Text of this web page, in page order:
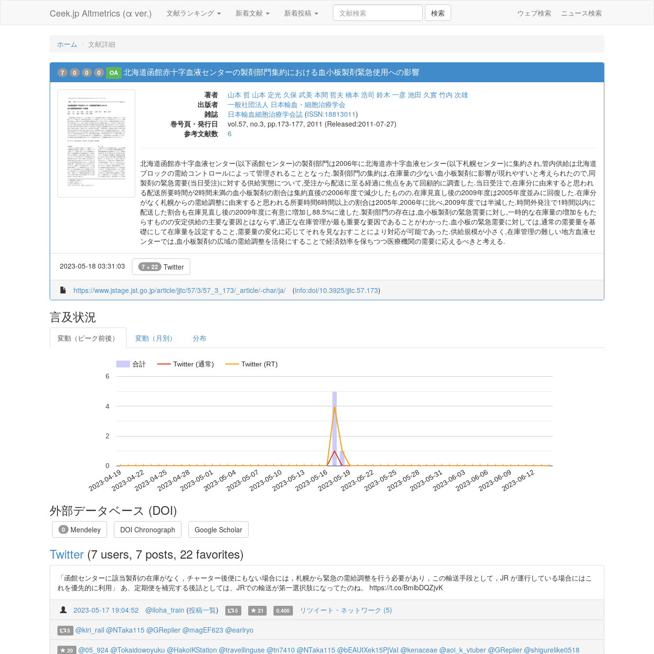
Ceek.jp Altmetrics (α ver.) 文献ランキング 新着文献 新着投稿 検索 ウェブ検索 ニュース検索
ホーム 文献詳細
7 0 0 0 OA 北海道函館赤十字血液センターの製剤部門集約における血小板製剤緊急使用への影響
著者 山本 哲 山本 定光 久保 武美 本間 哲夫 橋本 浩司 鈴木 一彦 池田 久實 竹内 次雄
出版者
一般社団法人 日本輸血・細胞治療学会
雑誌
日本輸血細胞治療学会誌 (ISSN:18813011)
巻号頁・発行日
vol.57, no.3, pp.173-177, 2011 (Released:2011-07-27)
参考文献数
6
北海道函館赤十字血液センター(以下函館センター)の製剤部門は2006年に北海道赤十字血液センター(以下札幌センター)に集約され,管内供給は北海道
ブロックの需給コントロールによって管理されることとなった.製剤部門の集約は,在庫量の少ない血小板製剤に影響が現れやすいと考えられたので,同
製剤の緊急需要(当日受注)に対する供給実態について,受注から配送に至る経過に焦点をあて回顧的に調査した.当日受注で,在庫分に由来すると思われ
る配送所要時間が2時間未満の血小板製剤の割合は集約直後の2006年度で減少したものの,在庫見直し後の2009年度は2005年度並みに回復した.在庫分
がなく札幌からの需給調整に由来すると思われる所要時間6時間以上の割合は2005年,2006年に比べ,2009年度では半減した.時間外発注で1時間以内に
配送した割合も在庫見直し後の2009年度に有意に増加し88.5%に達した.製剤部門の存在は,血小板製剤の緊急需要に対し,一時的な在庫量の増加をもた
らすものの安定供給の主要な要因とはならず,適正な在庫管理が最も重要な要因であることがわかった.血小板の緊急需要に対しては,通常の需要量を基
礎にして在庫量を設定すること,需要量の変化に応じてそれを見なおすことにより対応が可能であった.供給規模が小さく,在庫管理の難しい地方血液セ
ンターでは,血小板製剤の広域の需給調整を活発にすることで経済効率を保ちつつ医療機関の需要に応えるべきと考える.
2023-05-18 03:31:03 7 + 22 Twitter
https://www.jstage.jst.go.jp/article/jjtc/57/3/57_3_173/_article/-char/ja/ (info:doi/10.3925/jjtc.57.173)
言及状況
変動（ピーク前後） 変動（月別） 分布
合計 Twitter (通常) Twitter (RT)
2023-04-192023-04-222023-04-252023-04-282023-05-012023-05-042023-05-072023-05-102023-05-132023-05-162023-05-192023-05-222023-05-252023-05-282023-05-312023-06-032023-06-062023-06-092023-06-12
0
2
4
6
外部データベース (DOI)
0 Mendeley DOI Chronograph Google Scholar
Twitter (7 users, 7 posts, 22 favorites)
「函館センターに該当製剤の在庫がなく，チャーター後便にもない場合には，札幌から緊急の需給調整を行う必要があり，この輸送手段として，JR が運行している場合にはこ
れを優先的に利用」 あ、定期便を補完する後詰としては、JRでの輸送が第一選択肢になってたのね。 https://t.co/BmlbDQZjvK
2023-05-17 19:04:52 @iloha_train (投稿一覧) 5 21 0.400 リツイート・ネットワーク (5)
5 @kiri_rail @NTaka115 @GReplier @magEF623 @earlryo
20 @05_924 @Tokaidowoyuku @HakoIKStation @travellinguse @tn7410 @NTaka115 @bEAUtXek15PjVaI @kenaceae @aoi_k_vtuber @GReplier @shigurelike0518